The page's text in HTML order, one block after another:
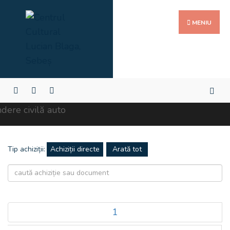
MENIU
Tip achiziții: Achiziții directe
1